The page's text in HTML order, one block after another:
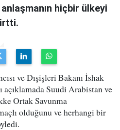
hiçbir ülkeyi
ve Dışişleri Bakanı İshak
açıklamada Suudi Arabistan ve
Ortak Savunma
olduğunu ve herhangi bir